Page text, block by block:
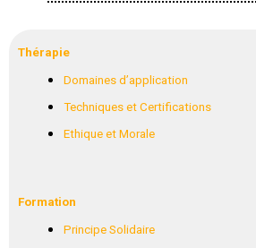
Thérapie
Domaines d’application
Techniques et Certifications
Ethique et Morale
Formation
Principe Solidaire